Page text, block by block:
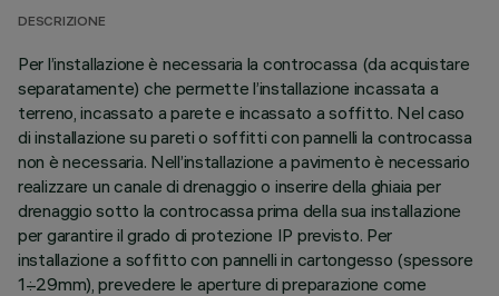
DESCRIZIONE
Per l’installazione è necessaria la controcassa (da acquistare
separatamente) che permette l’installazione incassata a
terreno, incassato a parete e incassato a soffitto. Nel caso
di installazione su pareti o soffitti con pannelli la controcassa
non è necessaria. Nell’installazione a pavimento è necessario
realizzare un canale di drenaggio o inserire della ghiaia per
drenaggio sotto la controcassa prima della sua installazione
per garantire il grado di protezione IP previsto. Per
installazione a soffitto con pannelli in cartongesso (spessore
1÷29mm), prevedere le aperture di preparazione come